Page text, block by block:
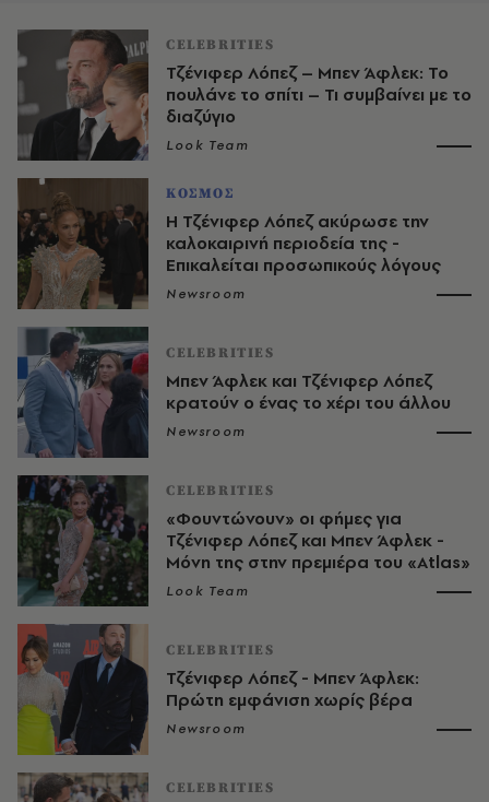
CELEBRITIES
Τζένιφερ Λόπεζ – Μπεν Άφλεκ: Το
πουλάνε το σπίτι – Τι συμβαίνει με το
διαζύγιο
Look Team
ΚΟΣΜΟΣ
Η Τζένιφερ Λόπεζ ακύρωσε την
καλοκαιρινή περιοδεία της -
Επικαλείται προσωπικούς λόγους
Newsroom
CELEBRITIES
Μπεν Άφλεκ και Τζένιφερ Λόπεζ
κρατούν ο ένας το χέρι του άλλου
Newsroom
CELEBRITIES
«Φουντώνουν» οι φήμες για
Τζένιφερ Λόπεζ και Μπεν Άφλεκ -
Μόνη της στην πρεμιέρα του «Atlas»
Look Team
CELEBRITIES
Τζένιφερ Λόπεζ - Μπεν Άφλεκ:
Πρώτη εμφάνιση χωρίς βέρα
Newsroom
CELEBRITIES